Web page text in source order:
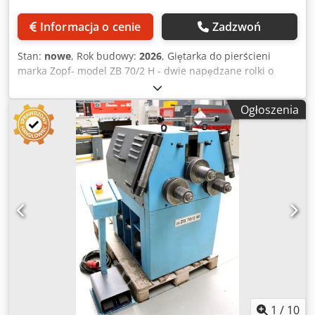
obsługa Przystosowana do pracy warsztatowej i
produkcyjnej Maszyna nowa i w pełni sprawna
gwarancyjny Serwis pogwarancyjny Deklaracja zgodności
CE Dokumentacja techniczno-ruchowa (DTR) w języku
angielskim DOSTAWA Możemy zorganizować dostawę
maszyny bezpośrednio do siedziby klienta. Koszt
transportu jest ustalany indywidualnie w zależności od
miejsca dostawy i wyceny firmy transportowej. Skontaktuj
się z naszym działem sprzedaży, aby otrzymać dodatkowe
informacje, ofertę handlową lub indywidualną wycenę
transportu. Odwiedź naszą stronę internetową, aby
zapoznać się z pełną ofertą maszyn i urządzeń do obróbki
metalu.
Informacja o cenie Zadzwoń
Stan: nowe, Rok budowy: 2026, Giętarka do pierścieni
marka Zopf- model ZB 70/2 H - dwie napędzane rolki o
powierzchni falistej - hydrauliczny posuw górnej rolki -
pozioma i pionowa pozycja robocza l- wyświetlacz cyfrowy
z funkcją pamięci - Łożyskowanie wałów za pomocą łożyska
stożkowego r- stosowanie wymiennych szyn ślizgowych na
wózku prowadzącym - Średnica rolki 152/162 mm -
Średnica wału 40 mm - Obroty wału 8,5 obr. - Silnik
napędowy 1,1 kW- Siła nacisku siłownika hydraulicznego 80
kN - Zdolność gięcia do 60x10 mm z wysoką krawędzią t -
rura okrągła do 70x2 mm Cedodktnkepfx Ahlerf - kątownik
50x50x6 mm - materiał pełny 35 mm - Ciężar 470 kg
Ogłoszenia
1 / 10